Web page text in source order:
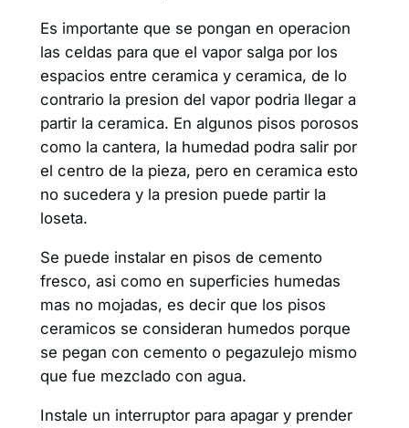
Es importante que se pongan en operacion
las celdas para que el vapor salga por los
espacios entre ceramica y ceramica, de lo
contrario la presion del vapor podria llegar a
partir la ceramica. En algunos pisos porosos
como la cantera, la humedad podra salir por
el centro de la pieza, pero en ceramica esto
no sucedera y la presion puede partir la
loseta.
Se puede instalar en pisos de cemento
fresco, asi como en superficies humedas
mas no mojadas, es decir que los pisos
ceramicos se consideran humedos porque
se pegan con cemento o pegazulejo mismo
que fue mezclado con agua.
Instale un interruptor para apagar y prender